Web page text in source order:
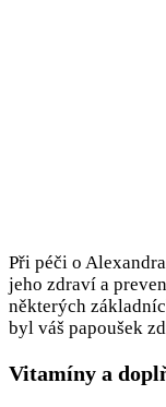
Při péči o
jeho zdraví a
některých
byl váš papoušek
Vitamíny a